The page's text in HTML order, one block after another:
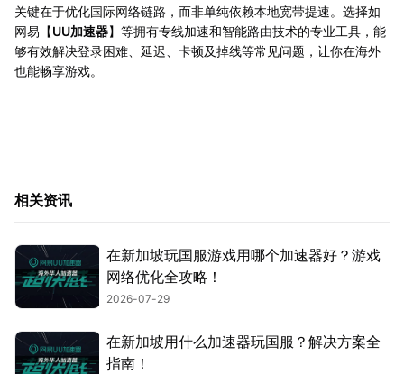
关键在于优化国际网络链路，而非单纯依赖本地宽带提速。选择如
网易【UU加速器】等拥有专线加速和智能路由技术的专业工具，能
够有效解决登录困难、延迟、卡顿及掉线等常见问题，让你在海外
也能畅享游戏。
相关资讯
在新加坡玩国服游戏用哪个加速器好？游戏
网络优化全攻略！
2026-07-29
在新加坡用什么加速器玩国服？解决方案全
指南！